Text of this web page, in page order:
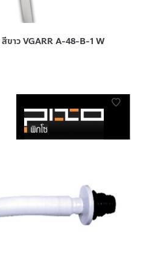
ขาว VGARR A-48-B-1 W